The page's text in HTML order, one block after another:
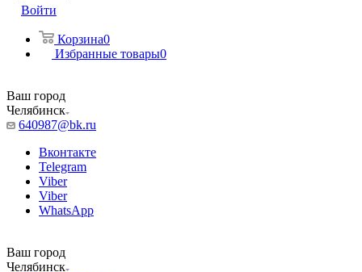
Войти
Корзина0
Избранные товары0
Ваш город
Челябинск
640987@bk.ru
Вконтакте
Telegram
Viber
Viber
WhatsApp
Ваш город
Челябинск